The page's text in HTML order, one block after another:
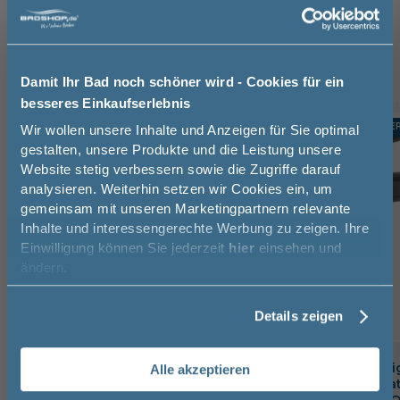
Damit Ihr Bad noch schöner wird - Cookies für ein
besseres Einkaufserlebnis
Wir wollen unsere Inhalte und Anzeigen für Sie optimal
gestalten, unsere Produkte und die Leistung unsere
Website stetig verbessern sowie die Zugriffe darauf
analysieren. Weiterhin setzen wir Cookies ein, um
gemeinsam mit unseren Marketingpartnern relevante
Inhalte und interessengerechte Werbung zu zeigen. Ihre
Einwilligung können Sie jederzeit hier einsehen und
ändern.
Details zeigen
Alle akzeptieren
Raumsparsiphon (1)
TOPSELLER -10%
badshop.de Premium Design
badshop.de
Jetzt 50 € sparen!
Melde Sie sich hier zu unserem
Newsletter an und sparen Sie
50€* auf Ihre Bestellung!
Vorname
Email